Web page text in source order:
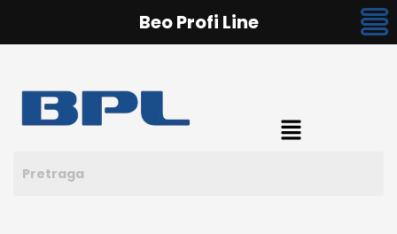
Beo Profi Line